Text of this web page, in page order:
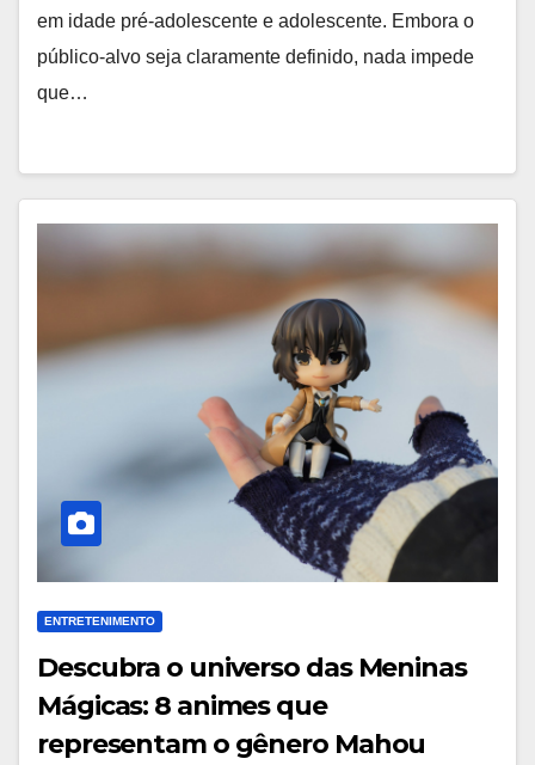
em idade pré-adolescente e adolescente. Embora o
público-alvo seja claramente definido, nada impede
que…
ENTRETENIMENTO
Descubra o universo das Meninas
Mágicas: 8 animes que
representam o gênero Mahou